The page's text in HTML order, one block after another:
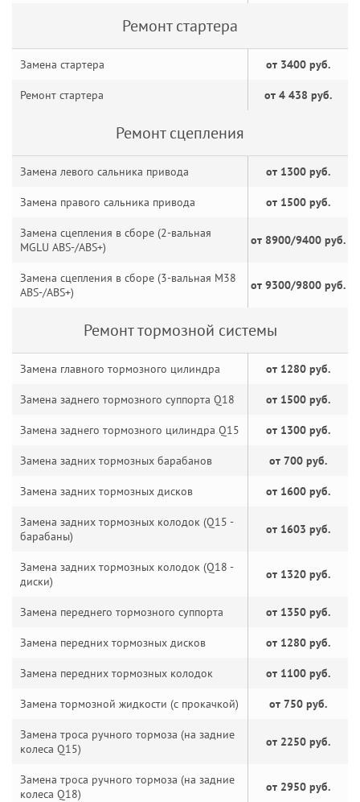
Ремонт стартера
Замена стартера от 3400 руб.
Ремонт стартера от 4 438 руб.
Ремонт сцепления
Замена левого сальника привода от 1300 руб.
Замена правого сальника привода от 1500 руб.
Замена сцепления в сборе (2-вальная
MGLU ABS-/ABS+)
от 8900/9400 руб.
Замена сцепления в сборе (3-вальная M38
ABS-/ABS+)
от 9300/9800 руб.
Ремонт тормозной системы
Замена главного тормозного цилиндра от 1280 руб.
Замена заднего тормозного суппорта Q18 от 1500 руб.
Замена заднего тормозного цилиндра Q15 от 1300 руб.
Замена задних тормозных барабанов от 700 руб.
Замена задних тормозных дисков от 1600 руб.
Замена задних тормозных колодок (Q15 -
барабаны)
от 1603 руб.
Замена задних тормозных колодок (Q18 -
диски)
от 1320 руб.
Замена переднего тормозного суппорта от 1350 руб.
Замена передних тормозных дисков от 1280 руб.
Замена передних тормозных колодок от 1100 руб.
Замена тормозной жидкости (с прокачкой) от 750 руб.
Замена троса ручного тормоза (на задние
колеса Q15)
от 2250 руб.
Замена троса ручного тормоза (на задние
колеса Q18)
от 2950 руб.